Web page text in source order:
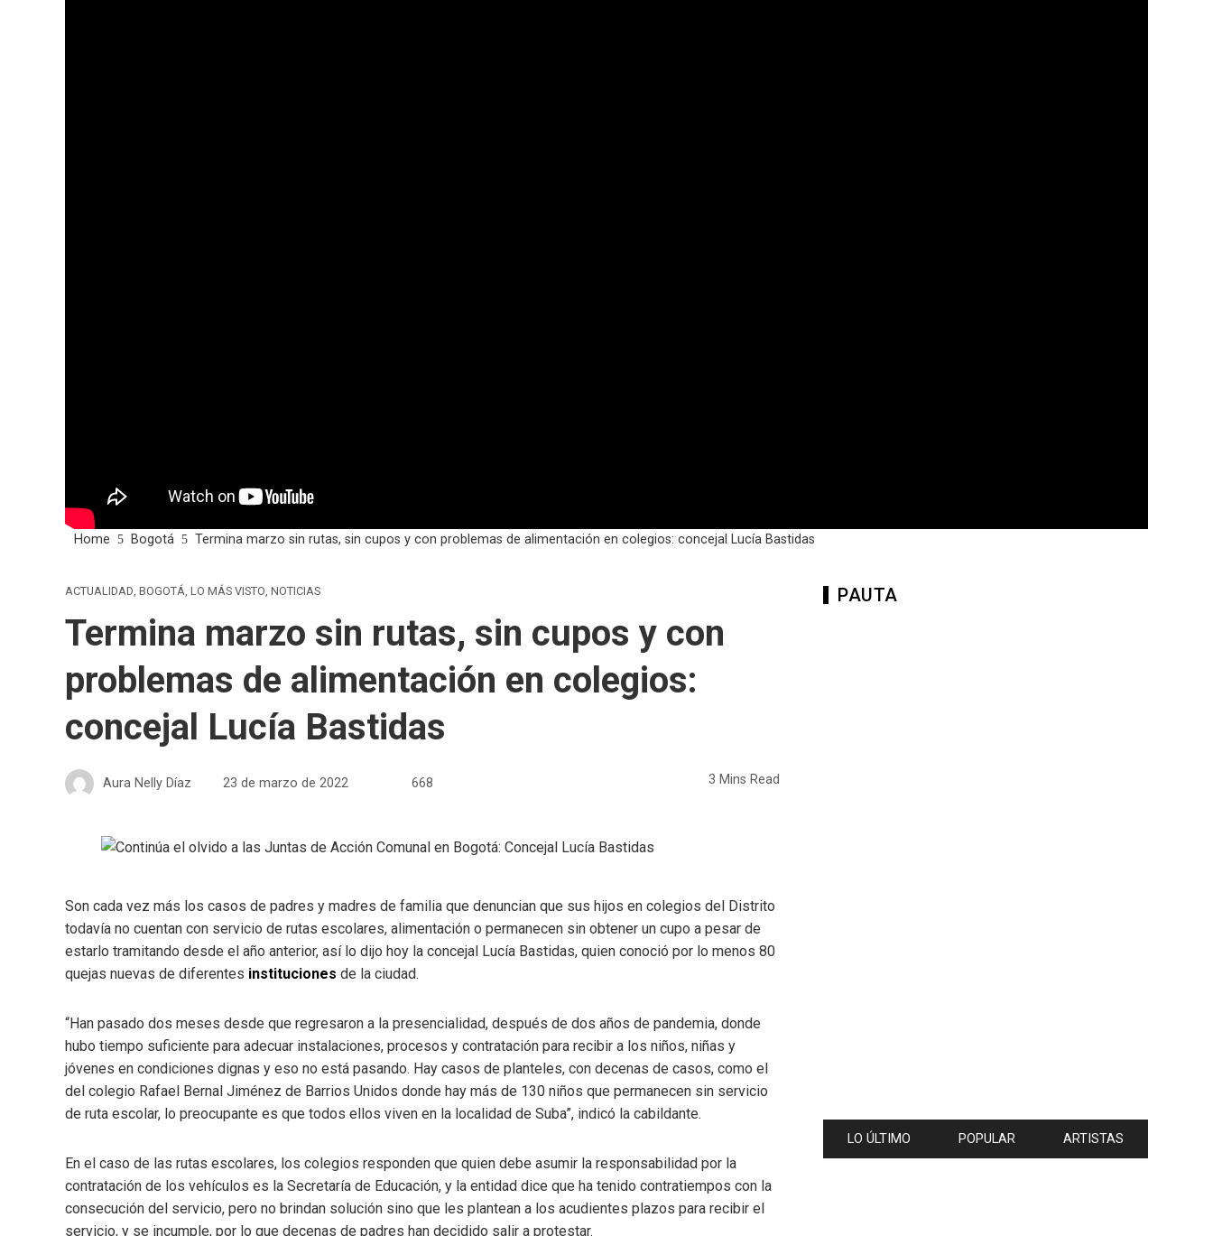
Home Bogotá Termina marzo sin rutas, sin cupos y con problemas de alimentación en colegios: concejal Lucía Bastidas
ACTUALIDAD, BOGOTÁ, LO MÁS VISTO, NOTICIAS
Termina marzo sin rutas, sin cupos y con
problemas de alimentación en colegios:
concejal Lucía Bastidas
Aura Nelly Díaz 23 de marzo de 2022 668 3 Mins Read
Son cada vez más los casos de padres y madres de familia que denuncian que sus hijos en colegios del Distrito
todavía no cuentan con servicio de rutas escolares, alimentación o permanecen sin obtener un cupo a pesar de
estarlo tramitando desde el año anterior, así lo dijo hoy la concejal Lucía Bastidas, quien conoció por lo menos 80
quejas nuevas de diferentes instituciones de la ciudad.
“Han pasado dos meses desde que regresaron a la presencialidad, después de dos años de pandemia, donde
hubo tiempo suficiente para adecuar instalaciones, procesos y contratación para recibir a los niños, niñas y
jóvenes en condiciones dignas y eso no está pasando. Hay casos de planteles, con decenas de casos, como el
del colegio Rafael Bernal Jiménez de Barrios Unidos donde hay más de 130 niños que permanecen sin servicio
de ruta escolar, lo preocupante es que todos ellos viven en la localidad de Suba”, indicó la cabildante.
En el caso de las rutas escolares, los colegios responden que quien debe asumir la responsabilidad por la
contratación de los vehículos es la Secretaría de Educación, y la entidad dice que ha tenido contratiempos con la
consecución del servicio, pero no brindan solución sino que les plantean a los acudientes plazos para recibir el
servicio, y se incumple, por lo que decenas de padres han decidido salir a protestar.
PAUTA
LO ÚLTIMO POPULAR ARTISTAS